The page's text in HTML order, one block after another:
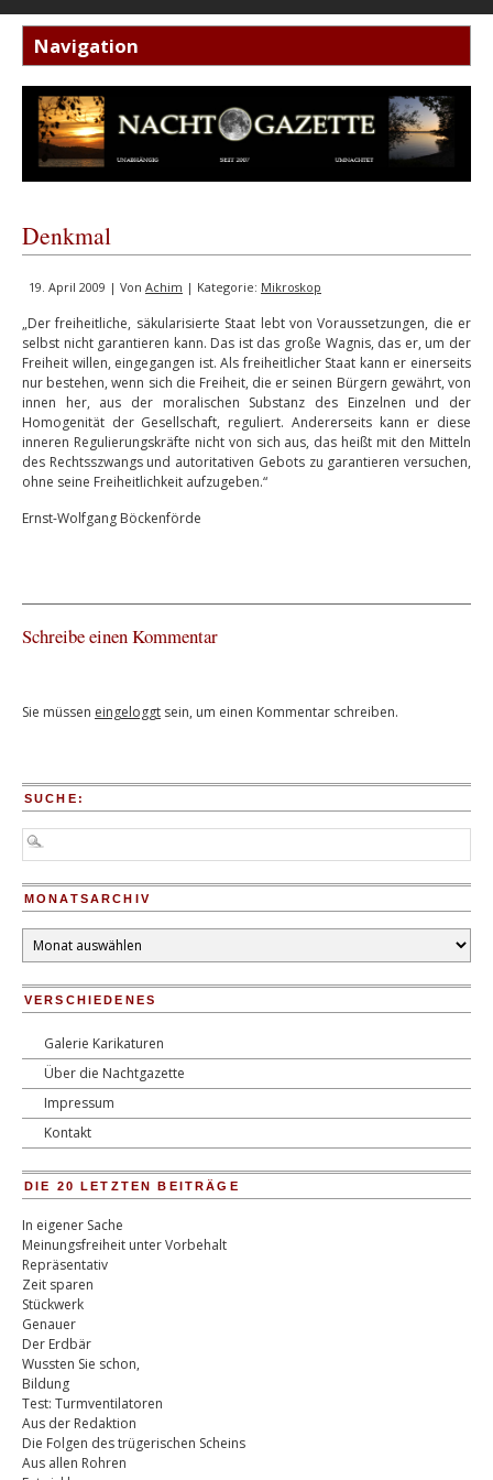
Denkmal
19. April 2009 | Von Achim | Kategorie: Mikroskop
„Der freiheitliche, säkularisierte Staat lebt von Voraussetzungen, die er
selbst nicht garantieren kann. Das ist das große Wagnis, das er, um der
Freiheit willen, eingegangen ist. Als freiheitlicher Staat kann er einerseits
nur bestehen, wenn sich die Freiheit, die er seinen Bürgern gewährt, von
innen her, aus der moralischen Substanz des Einzelnen und der
Homogenität der Gesellschaft, reguliert. Andererseits kann er diese
inneren Regulierungskräfte nicht von sich aus, das heißt mit den Mitteln
des Rechtsszwangs und autoritativen Gebots zu garantieren versuchen,
ohne seine Freiheitlichkeit aufzugeben.“
Ernst-Wolfgang Böckenförde
Schreibe einen Kommentar
Sie müssen eingeloggt sein, um einen Kommentar schreiben.
SUCHE:
MONATSARCHIV
Monatsarchiv
VERSCHIEDENES
Galerie Karikaturen
Über die Nachtgazette
Impressum
Kontakt
DIE 20 LETZTEN BEITRÄGE
In eigener Sache
Meinungsfreiheit unter Vorbehalt
Repräsentativ
Zeit sparen
Stückwerk
Genauer
Der Erdbär
Wussten Sie schon,
Bildung
Test: Turmventilatoren
Aus der Redaktion
Die Folgen des trügerischen Scheins
Aus allen Rohren